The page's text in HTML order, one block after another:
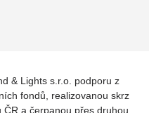
& Lights s.r.o. podporu z
fondů, realizovanou skrz
a čerpanou přes druhou